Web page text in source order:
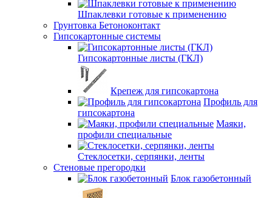
Шпаклевки готовые к применению
Грунтовка Бетоноконтакт
Гипсокартонные системы
Гипсокартонные листы (ГКЛ)
Крепеж для гипсокартона
Профиль для
гипсокартона
Маяки,
профили специальные
Стеклосетки, серпянки, ленты
Стеновые прегородки
Блок газобетонный